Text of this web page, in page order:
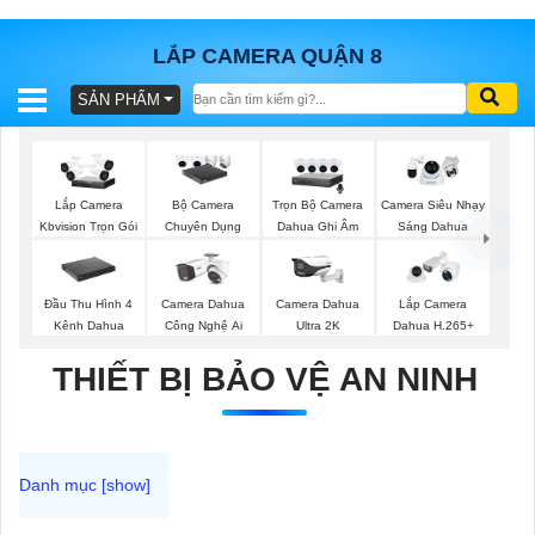
LẮP CAMERA QUẬN 8
BÁO
TRỌN
GÓI
SẢN
VẤN
SẢN PHẨM
Lắp Camera
Kbvision Trọn Gói
Bộ Camera
Chuyên Dụng
Trọn Bộ Camera
Dahua Ghi Âm
Camera Siêu Nhạy
Sáng Dahua
Đầu Thu Hình 4
Kênh Dahua
Camera Dahua
Công Nghệ Ai
Camera Dahua
Ultra 2K
Lắp Camera
Dahua H.265+
THIẾT BỊ BẢO VỆ AN NINH